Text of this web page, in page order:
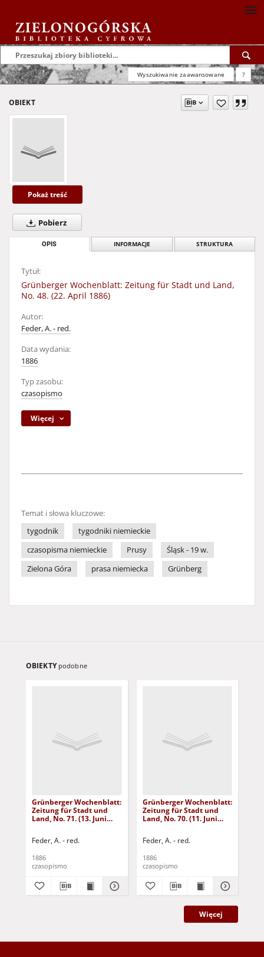
Wyszukiwanie zaawansowane ?
OBIEKT
Pokaż treść
Pobierz
OPIS INFORMACJE STRUKTURA
Tytuł:
Grünberger Wochenblatt: Zeitung für Stadt und Land,
No. 48. (22. April 1886)
Autor:
Feder, A. - red.
Data wydania:
1886
Typ zasobu:
czasopismo
Więcej
Temat i słowa kluczowe:
tygodnik
tygodniki niemieckie
czasopisma niemieckie
Prusy
Śląsk - 19 w.
Zielona Góra
prasa niemiecka Grünberg
OBIEKTY podobne
Grünberger Wochenblatt:
Zeitung für Stadt und
Land, No. 71. (13. Juni
Feder, A. - red.
1886
czasopismo
Grünberger Wochenblatt:
Zeitung für Stadt und
Land, No. 70. (11. Juni
Feder, A. - red.
1886
czasopismo
Więcej